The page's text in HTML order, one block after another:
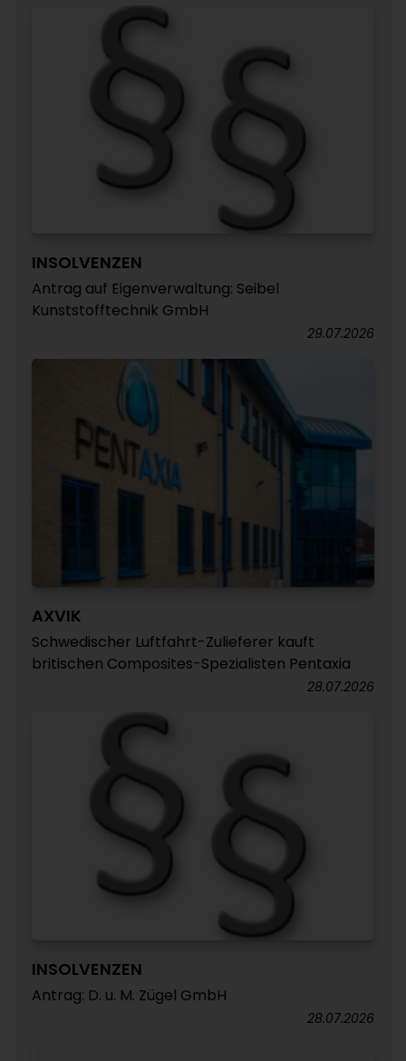
INSOLVENZEN
Antrag auf Eigenverwaltung: Seibel
Kunststofftechnik GmbH
29.07.2026
AXVIK
Schwedischer Luftfahrt-Zulieferer kauft
britischen Composites-Spezialisten Pentaxia
28.07.2026
INSOLVENZEN
Antrag: D. u. M. Zügel GmbH
28.07.2026